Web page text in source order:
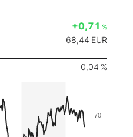
+0,71 %
68,44 EUR
0,04 %
70